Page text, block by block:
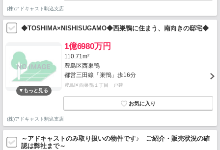
(株)アドキャスト駒込支店
◆TOSHIMA×NISHISUGAMO◆西巣鴨に住まう、南向きの邸宅◆
1億6980万円
110.71m²
豊島区西巣鴨
都営三田線「巣鴨」歩16分
豊島区西巣鴨１丁目 戸建
(株)アドキャスト駒込支店
～アドキャストのみ取り扱いの物件です♪ ご紹介・販売状況の確
認は弊社まで～